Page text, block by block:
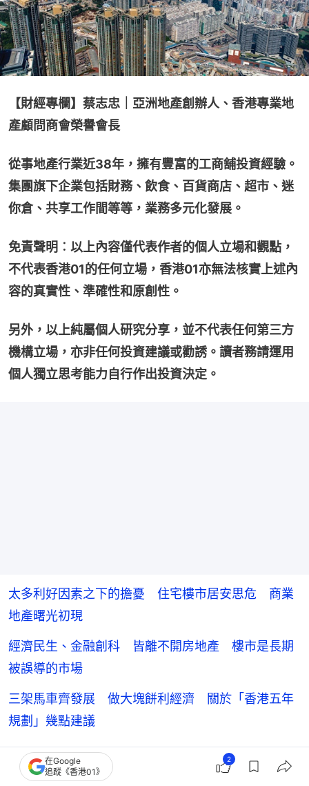
【財經專欄】蔡志忠｜亞洲地產創辦人、香港專業地
產顧問商會榮譽會長
從事地產行業近38年，擁有豐富的工商舖投資經驗。
集團旗下企業包括財務、飲食、百貨商店、超市、迷
你倉、共享工作間等等，業務多元化發展。
免責聲明︰以上內容僅代表作者的個人立場和觀點，
不代表香港01的任何立場，香港01亦無法核實上述內
容的真實性、準確性和原創性。
另外，以上純屬個人研究分享，並不代表任何第三方
機構立場，亦非任何投資建議或勸誘。讀者務請運用
個人獨立思考能力自行作出投資決定。
太多利好因素之下的擔憂 住宅樓市居安思危 商業
地產曙光初現
經濟民生、金融創科 皆離不開房地產 樓市是長期
被誤導的市場
三架馬車齊發展 做大塊餅利經濟 關於「香港五年
規劃」幾點建議
在Google
追蹤《香港01》
2